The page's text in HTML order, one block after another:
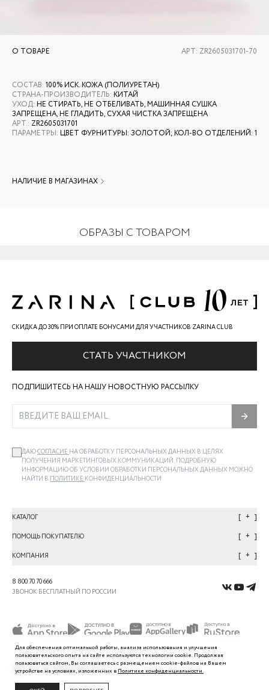
О ТОВАРЕ АРТ: ZR2605031701-70
СОСТАВ: 100% ИСК. КОЖА (ПОЛИУРЕТАН)
СТРАНА-ПРОИЗВОДИТЕЛЬ: КИТАЙ
УХОД: НЕ СТИРАТЬ, НЕ ОТБЕЛИВАТЬ, МАШИННАЯ СУШКА
ЗАПРЕЩЕНА, НЕ ГЛАДИТЬ, СУХАЯ ЧИСТКА ЗАПРЕЩЕНА
АРТ.: ZR2605031701
ПАРАМЕТРЫ: ЦВЕТ ФУРНИТУРЫ: ЗОЛОТОЙ; КОЛ-ВО ОТДЕЛЕНИЙ: 1
НАЛИЧИЕ В МАГАЗИНАХ
ОБРАЗЫ С ТОВАРОМ
СКИДКА ДО 30% ПРИ ОПЛАТЕ БОНУСАМИ ДЛЯ УЧАСТНИКОВ ZARINA CLUB
СТАТЬ УЧАСТНИКОМ
ПОДПИШИТЕСЬ НА НАШУ НОВОСТНУЮ РАССЫЛКУ
ДАЮСОГЛАСИЕ НА ОБРАБОТКУ ПЕРСОНАЛЬНЫХ ДАННЫХ В ЦЕЛЯХ
ПОЛУЧЕНИЯ МАРКЕТИНГОВЫХ КОММУНИКАЦИЙ. ПОДРОБНУЮ
ИНФОРМАЦИЮ ОБ УСЛОВИИ ОБРАБОТКИ ПЕРСОНАЛЬНЫХ ДАННЫХ МОЖНО
НАЙТИ В ПОЛИТИКЕ КОНФИДЕНЦИАЛЬНОСТИ
КАТАЛОГ +
ПОМОЩЬ ПОКУПАТЕЛЮ +
КОМПАНИЯ +
8 800 70 70 666
ЗВОНОК БЕСПЛАТНЫЙ ПО РОССИИ
Для обеспечения оптимальной работы, анализа использования и улучшения
пользовательскогоопыта на сайте используются технологии cookie. Продолжая
пользоваться сайтом, Вы соглашаетесь с размещением cookie-файлов на Вашем
устройстве на условиях, изложенных в Политике конфиденциальности.